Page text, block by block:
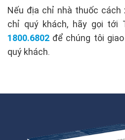
Nếu địa chỉ nhà thuốc cách
chỉ quý khách, hãy gọi tới
1800.6802 để chúng tôi
quý khách.